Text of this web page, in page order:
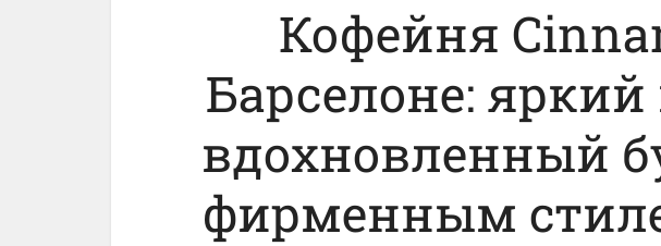
Кофейня
Барселоне: яркий
вдохновленный
фирменным